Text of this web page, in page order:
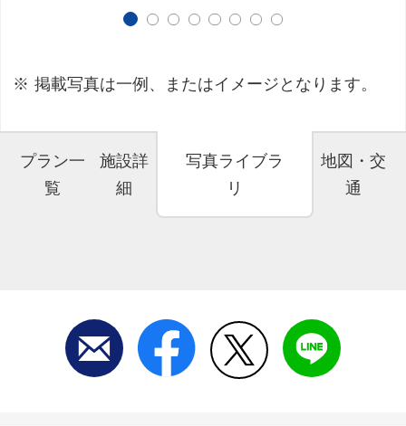
掲載写真は一例、またはイメージとなります。
プラン一
覧
施設詳
細
写真ライブラ
リ
地図・交
通